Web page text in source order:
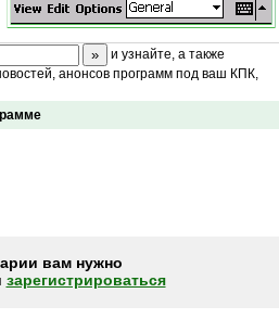
и узнайте, а также
анонсов программ под ваш КПК,
вам нужно
зарегистрироваться